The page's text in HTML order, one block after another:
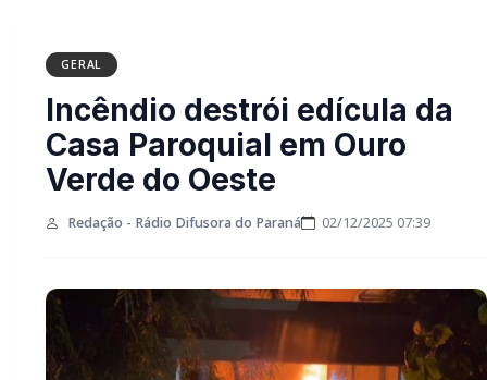
GERAL
Incêndio destrói edícula
da Casa Paroquial em
Ouro Verde do Oeste
Redação - Rádio Difusora do Paraná 02/12/2025 07:39